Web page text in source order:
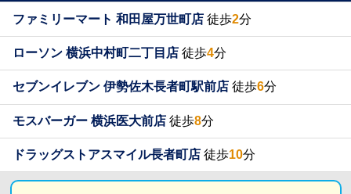
ファミリーマート 和田屋万世町店 徒歩2分
ローソン 横浜中村町二丁目店 徒歩4分
セブンイレブン 伊勢佐木長者町駅前店 徒歩6分
モスバーガー 横浜医大前店 徒歩8分
ドラッグストアスマイル長者町店 徒歩10分